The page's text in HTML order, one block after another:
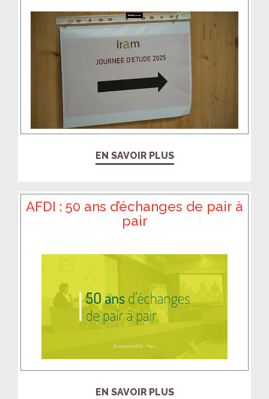
EN SAVOIR PLUS
AFDI : 50 ans d’échanges de pair à
pair
EN SAVOIR PLUS